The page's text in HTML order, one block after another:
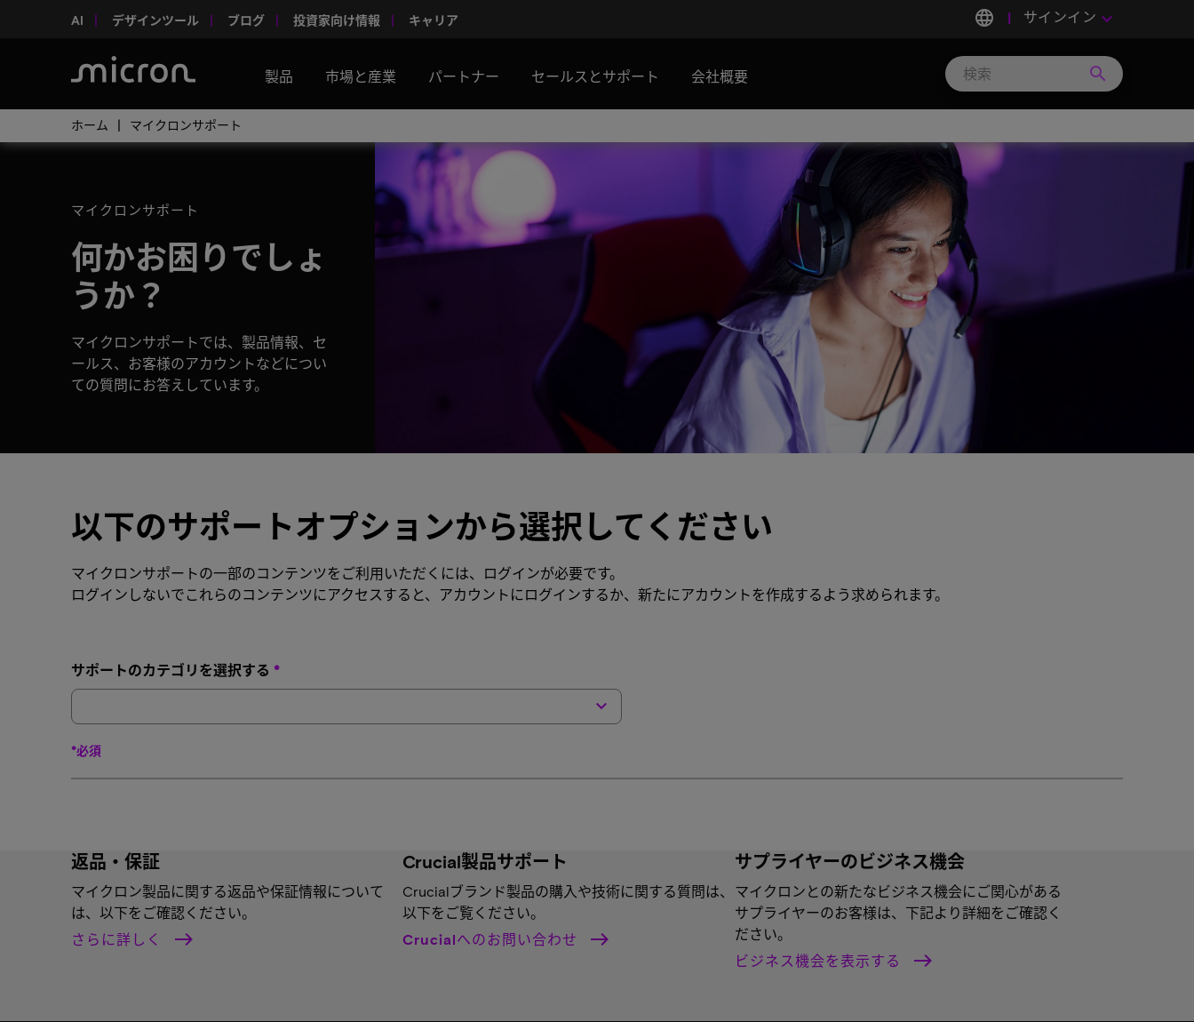
AI デザインツール ブログ 投資家向け情報 キャリア language サインイン keyboard_arrow_down
製品 市場と産業 パートナー セールスとサポート 会社概要 search
ホーム マイクロンサポート
マイクロンサポート
何かお困りでしょ
うか？
マイクロンサポートでは、製品情報、セ
ールス、お客様のアカウントなどについ
ての質問にお答えしています。
以下のサポートオプションから選択してください
マイクロンサポートの一部のコンテンツをご利用いただくには、ログインが必要です。
ログインしないでこれらのコンテンツにアクセスすると、アカウントにログインするか、新たにアカウントを作成するよう求められます。
サポートのカテゴリを選択する *
keyboard_arrow_down
*必須
返品・保証
マイクロン製品に関する返品や保証情報について
は、以下をご確認ください。
さらに詳しく
Crucial製品サポート
Crucialブランド製品の購入や技術に関する質問は、
以下をご覧ください。
Crucialへのお問い合わせ
サプライヤーのビジネス機会
マイクロンとの新たなビジネス機会にご関心がある
サプライヤーのお客様は、下記より詳細をご確認く
ださい。
ビジネス機会を表示する